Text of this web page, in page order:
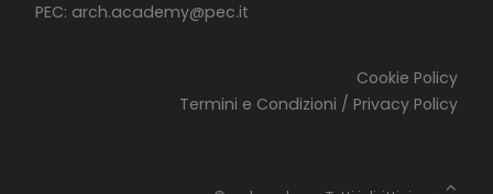
PEC: arch.academy@pec.it
Cookie Policy
Termini e Condizioni / Privacy Policy